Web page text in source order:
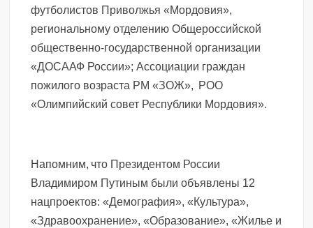
футболистов Приволжья «Мордовия»,
региональному отделению Общероссийской
общественно-государственной организации
«ДОСААФ России»; Ассоциации граждан
пожилого возраста РМ «ЗОЖ», РОО
«Олимпийский совет Республики Мордовия».
Напомним, что Президентом России
Владимиром Путиным были объявлены 12
нацпроектов: «Демография», «Культура»,
«Здравоохранение», «Образование», «Жилье и